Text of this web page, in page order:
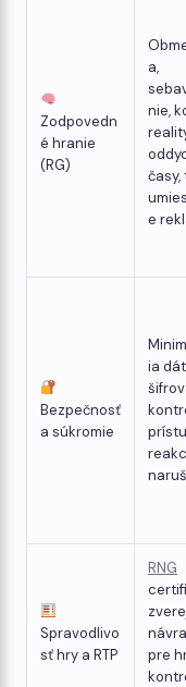
Zodpovedn
é hranie
(RG)
a,
nie,
časy,
e
Bezpečnosť
a súkromie
ia
Spravodlivo
sť hry a RTP
RNG
pre